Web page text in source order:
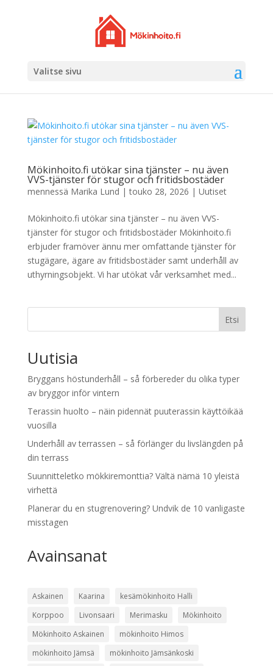
Valitse sivu
Mökinhoito.fi utökar sina tjänster – nu även
VVS-tjänster för stugor och fritidsbostäder
mennessä Marika Lund |touko 28, 2026 | Uutiset
Mökinhoito.fi utökar sina tjänster – nu även VVS-
tjänster för stugor och fritidsbostäder Mökinhoito.fi
erbjuder framöver ännu mer omfattande tjänster för
stugägare, ägare av fritidsbostäder samt underhåll av
uthyrningsobjekt. Vi har utökat vår verksamhet med...
Etsi
Uutisia
Bryggans höstunderhåll – så förbereder du olika typer
av bryggor inför vintern
Terassin huolto – näin pidennät puuterassin käyttöikää
vuosilla
Underhåll av terrassen – så förlänger du livslängden på
din terrass
Suunnitteletko mökkiremonttia? Vältä nämä 10 yleistä
virhettä
Planerar du en stugrenovering? Undvik de 10 vanligaste
misstagen
Avainsanat
Askainen Kaarina
kesämökinhoito Halli
Korppoo
Livonsaari Merimasku
Mökinhoito
Mökinhoito Askainen
mökinhoito Himos
mökinhoito Jämsä
mökinhoito Jämsänkoski